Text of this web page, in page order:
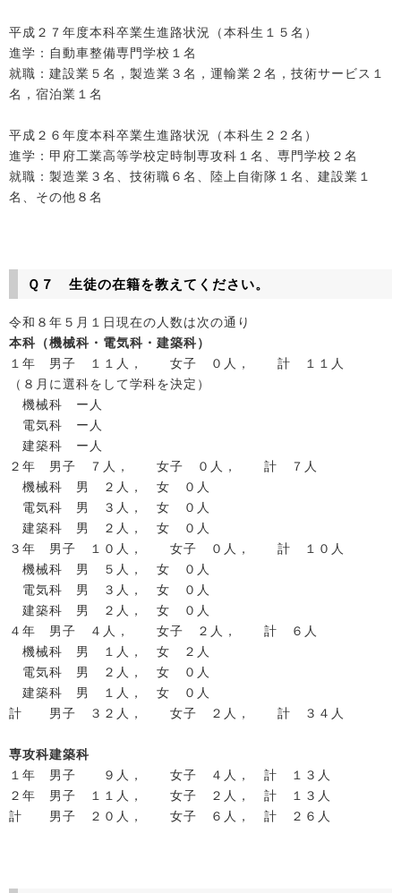
平成２７年度本科卒業生進路状況（本科生１５名）
進学：自動車整備専門学校１名
就職：建設業５名，製造業３名，運輸業２名，技術サービス１
名，宿泊業１名
平成２６年度本科卒業生進路状況（本科生２２名）
進学：甲府工業高等学校定時制専攻科１名、専門学校２名
就職：製造業３名、技術職６名、陸上自衛隊１名、建設業１
名、その他８名
Ｑ７ 生徒の在籍を教えてください。
令和８年５月１日現在の人数は次の通り
本科（機械科・電気科・建築科）
１年 男子 １１人， 女子 ０人， 計 １１人
（８月に選科をして学科を決定）
機械科 ー人
電気科 ー人
建築科 ー人
２年 男子 ７人， 女子 ０人， 計 ７人
機械科 男 ２人， 女 ０人
電気科 男 ３人， 女 ０人
建築科 男 ２人， 女 ０人
３年 男子 １０人， 女子 ０人， 計 １０人
機械科 男 ５人， 女 ０人
電気科 男 ３人， 女 ０人
建築科 男 ２人， 女 ０人
４年 男子 ４人， 女子 ２人， 計 ６人
機械科 男 １人， 女 ２人
電気科 男 ２人， 女 ０人
建築科 男 １人， 女 ０人
計 男子 ３２人， 女子 ２人， 計 ３４人
専攻科建築科
１年 男子 ９人， 女子 ４人， 計 １３人
２年 男子 １１人， 女子 ２人， 計 １３人
計 男子 ２０人， 女子 ６人， 計 ２６人